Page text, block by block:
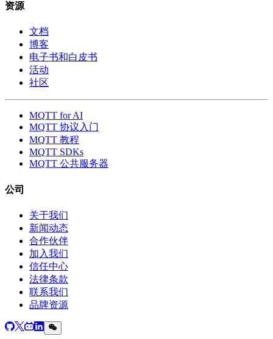
资源
文档
博客
电子书和白皮书
活动
社区
MQTT for AI
MQTT 协议入门
MQTT 教程
MQTT SDKs
MQTT 公共服务器
公司
关于我们
新闻动态
合作伙伴
加入我们
信任中心
法律条款
联系我们
品牌资源